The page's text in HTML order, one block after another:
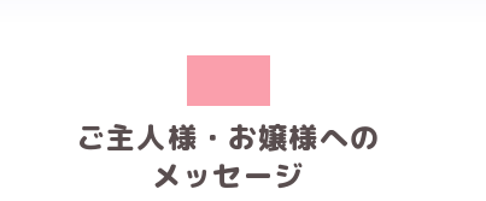
ご主人様・お嬢様への
メッセージ